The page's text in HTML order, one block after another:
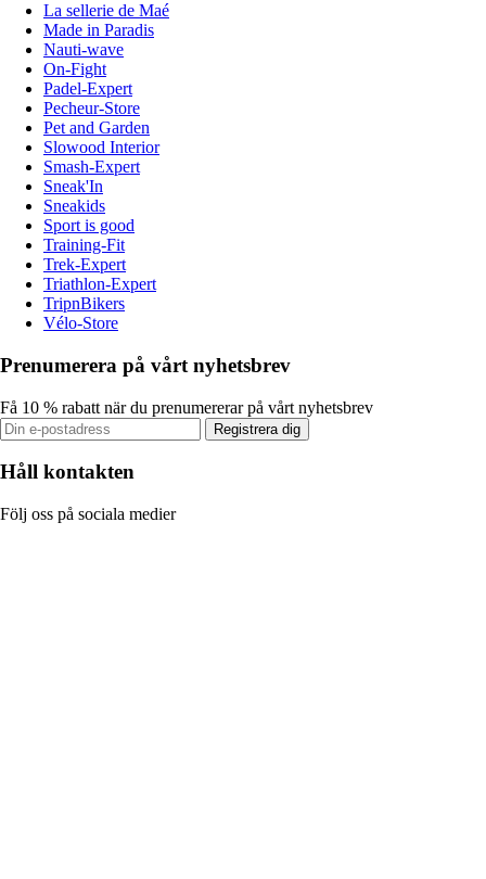
La sellerie de Maé
Made in Paradis
Nauti-wave
On-Fight
Padel-Expert
Pecheur-Store
Pet and Garden
Slowood Interior
Smash-Expert
Sneak'In
Sneakids
Sport is good
Training-Fit
Trek-Expert
Triathlon-Expert
TripnBikers
Vélo-Store
Prenumerera på vårt nyhetsbrev
Få 10 % rabatt när du prenumererar på vårt nyhetsbrev
Registrera dig
Håll kontakten
Följ oss på sociala medier